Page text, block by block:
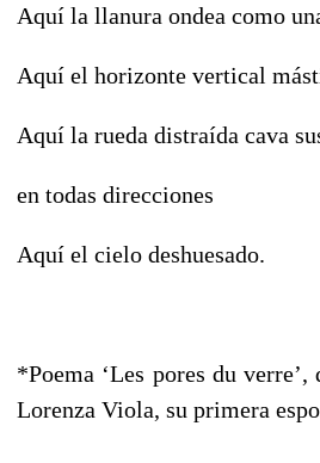
Aquí la llanura ondea como
Aquí el horizonte vertical
Aquí la rueda distraída cava
en todas direcciones
Aquí el cielo deshuesado.
*Poema ‘Les pores du
Lorenza Viola, su primera